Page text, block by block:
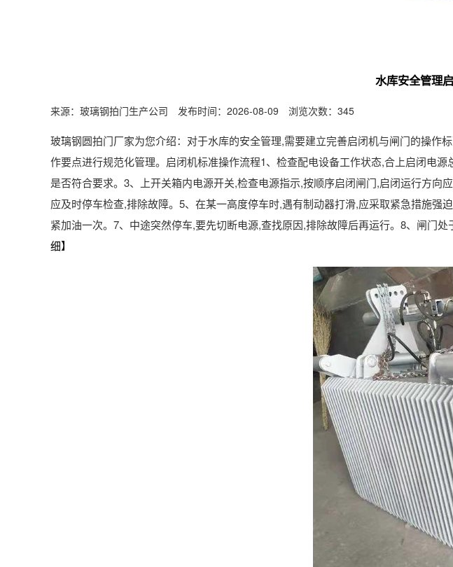
水库安全管理
来源：玻璃钢拍门生产公司 发布时间：2026-08-09 浏览次数：345
玻璃钢圆拍门厂家为您介绍：对于水库的安全管理,需要建立完善启闭机与闸门的操
作要点进行规范化管理。启闭机标准操作流程1、检查配电设备工作状态,合上启闭电
是否符合要求。3、上开关箱内电源开关,检查电源指示,按顺序启闭闸门,启闭运行方
应及时停车检查,排除故障。5、在某一高度停车时,遇有制动器打滑,应采取紧急措施
紧加油一次。7、中途突然停车,要先切断电源,查找原因,排除故障后再运行。8、闸门
细】